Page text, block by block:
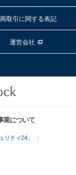
取引に関する表記
運営会社
業について
リティ24」